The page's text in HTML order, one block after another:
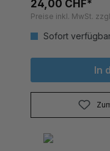
Preise inkl. MwSt.
Sofort
In
Kostenloser